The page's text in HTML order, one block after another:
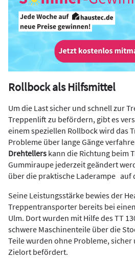
Rollbock als Hilfsmittel
Um die Last sicher und schnell zur
Treppenlift zu befördern, gibt es
einem speziellen Rollbock wird das
Probleme über lange Gänge
Drehtellers kann die Richtung beim
Gummiraupe jederzeit geändert
über die praktische Laderampe auf
Seine Leistungsstärke bewies der
Treppentransporter bereits bei
Ulm. Dort wurden mit Hilfe des TT
schwere Maschinenteile über die
Teile wurden ohne Probleme,
Zielort befördert.